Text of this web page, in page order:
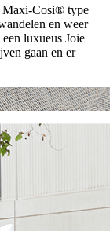
Maxi-Cosi® type
en weer
luxueus Joie
gaan en er